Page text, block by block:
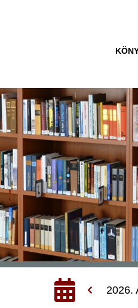
2026.